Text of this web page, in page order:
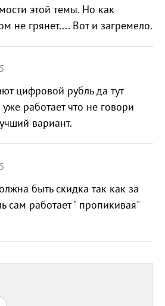
этой темы. Но как
не грянет.... Вот и загремело.
цифровой рубль да тут
работает что не говори
вариант.
быть скидка так как за
сам работает " пропикивая"